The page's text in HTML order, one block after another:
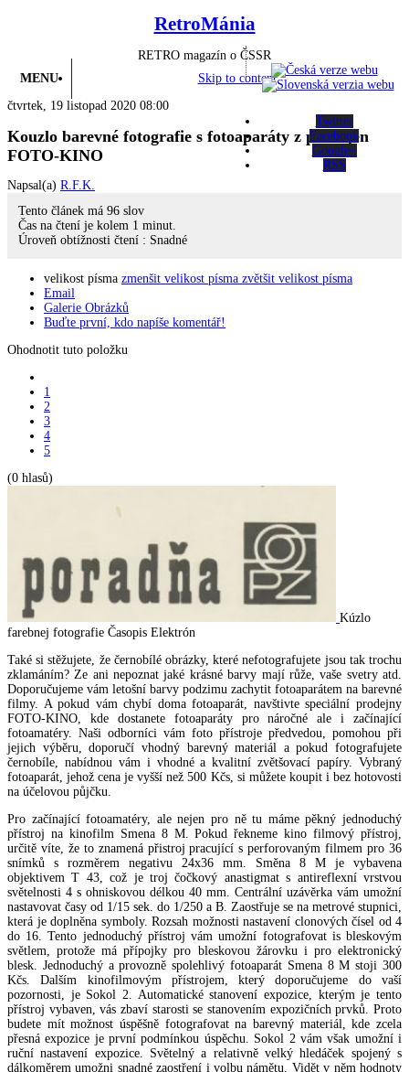
RetroMánia
RETRO magazín o ČSSR
MENU
Twitter
Facebook
Google+
RSS
Skip to content
čtvrtek, 19 listopad 2020 08:00
Kouzlo barevné fotografie s fotoaparáty z prodejen
FOTO-KINO
Napsal(a) R.F.K.
Tento článek má 96 slov
Čas na čtení je kolem 1 minut.
Úroveň obtížnosti čtení : Snadné
velikost písma zmenšit velikost písma zvětšit velikost písma
Email
Galerie Obrázků
Buďte první, kdo napíše komentář!
Ohodnotit tuto položku
1
2
3
4
5
(0 hlasů)
Kúzlo
farebnej fotografie Časopis Elektrón
Také si stěžujete, že černobílé obrázky, které nefotografujete jsou tak trochu
zklamáním? Ze ani nepoznat jaké krásné barvy mají růže, vaše svetry atd.
Doporučujeme vám letošní barvy podzimu zachytit fotoaparátem na barevné
filmy. A pokud vám chybí doma fotoaparát, navštivte speciální prodejny
FOTO-KINO, kde dostanete fotoaparáty pro náročné ale i začínající
fotoamatéry. Naši odborníci vám foto přístroje předvedou, pomohou při
jejich výběru, doporučí vhodný barevný materiál a pokud fotografujete
černobíle, nabídnou vám i vhodné a kvalitní zvětšovací papíry. Vybraný
fotoaparát, jehož cena je vyšší než 500 Kčs, si můžete koupit i bez hotovosti
na účelovou půjčku.
Pro začínající fotoamatéry, ale nejen pro ně tu máme pěkný jednoduchý
přístroj na kinofilm Smena 8 M. Pokud řekneme kino filmový přístroj,
určitě víte, že to znamená přistroj pracující s perforovaným filmem pro 36
snímků s rozměrem negativu 24x36 mm. Směna 8 M je vybavena
objektivem T 43, což je troj čočkový anastigmat s antireflexní vrstvou
světelnosti 4 s ohniskovou délkou 40 mm. Centrální uzávěrka vám umožní
nastavovat časy od 1/15 sek. do 1/250 a B. Zaostřuje se na metrové stupnici,
která je doplněna symboly. Rozsah možnosti nastavení clonových čísel od 4
do 16. Tento jednoduchý přístroj vám umožní fotografovat is bleskovým
světlem, protože má přípojky pro bleskovou žárovku i pro elektronický
blesk. Jednoduchý a provozně spolehlivý fotoaparát Smena 8 M stoji 300
Kčs. Dalším kinofilmovým přístrojem, který doporučujeme do vaší
pozornosti, je Sokol 2. Automatické stanovení expozice, kterým je tento
přístroj vybaven, vás zbaví starosti se stanovením expozičních prvků. Proto
budete mít možnost úspěšně fotografovat na barevný materiál, kde zcela
přesná expozice je první podmínkou úspěchu. Sokol 2 vám však umožní i
ruční nastavení expozice. Světelný a relativně velký hledáček spojený s
dálkoměrem umožni snadné zaostření i volbu námětu. Vidět v něm hodnoty